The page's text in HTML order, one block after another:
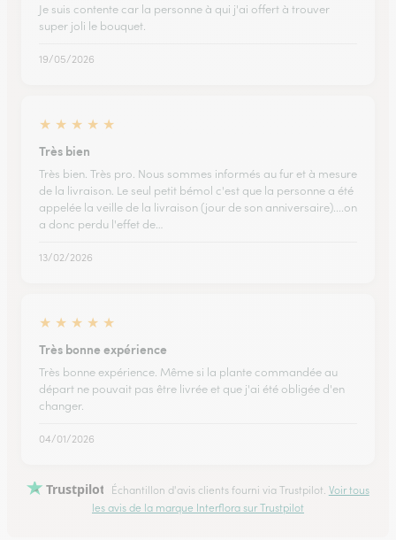
Je suis contente car la personne à qui j'ai offert à trouver
super joli le bouquet.
19/05/2026
★ ★ ★ ★ ★
Très bien
Très bien. Très pro. Nous sommes informés au fur et à mesure
de la livraison. Le seul petit bémol c'est que la personne a été
appelée la veille de la livraison (jour de son anniversaire)....on
a donc perdu l'effet de…
13/02/2026
★ ★ ★ ★ ★
Très bonne expérience
Très bonne expérience. Même si la plante commandée au
départ ne pouvait pas être livrée et que j'ai été obligée d'en
changer.
04/01/2026
Trustpilot Échantillon d'avis clients fourni via Trustpilot. Voir tous
les avis de la marque Interflora sur Trustpilot